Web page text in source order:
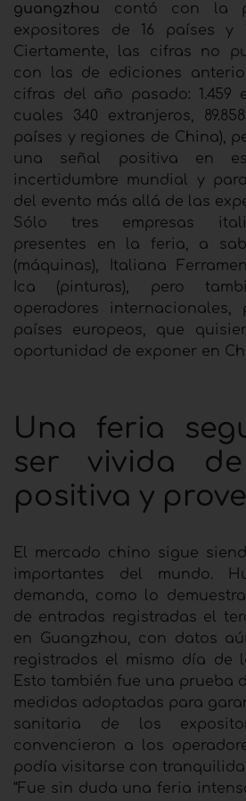
guangzhou contó con la
expositores de 16 países y
Ciertamente, las cifras no
con las de ediciones
cifras del año pasado: 1.459
cuales 340 extranjeros,
países y regiones de China),
una señal positiva en
incertidumbre mundial y
del evento más allá de las
Sólo tres empresas
presentes en la feria, a
(máquinas), Italiana
Ica (pinturas), pero
operadores internacionales,
países europeos, que
oportunidad de exponer en
Una feria
ser vivida
positiva y
El mercado chino sigue
importantes del mundo.
demanda, como lo
de entradas registradas el
en Guangzhou, con datos
registrados el mismo día de
Esto también fue una prueba
medidas adoptadas para
sanitaria de los
convencieron a los
podía visitarse con
“Fue sin duda una feria